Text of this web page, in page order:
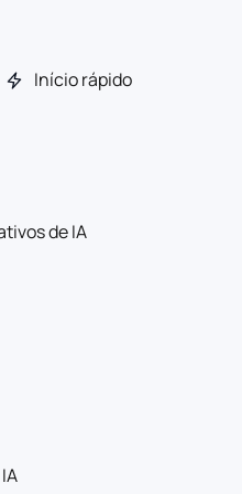
Início rápido
de IA